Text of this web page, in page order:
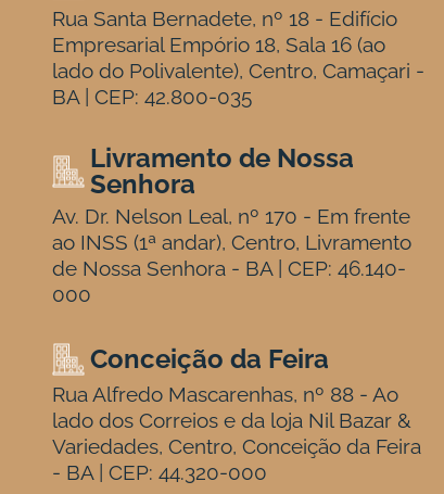
Rua Santa Bernadete, nº 18 - Edifício
Empresarial Empório 18, Sala 16 (ao
lado do Polivalente), Centro, Camaçari -
BA | CEP: 42.800-035
Livramento de Nossa
Senhora
Av. Dr. Nelson Leal, nº 170 - Em frente
ao INSS (1ª andar), Centro, Livramento
de Nossa Senhora - BA | CEP: 46.140-
000
Conceição da Feira
Rua Alfredo Mascarenhas, nº 88 - Ao
lado dos Correios e da loja Nil Bazar &
Variedades, Centro, Conceição da Feira
- BA | CEP: 44.320-000